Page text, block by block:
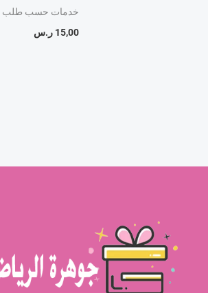
خدمات حسب طلب
15,00 ر.س